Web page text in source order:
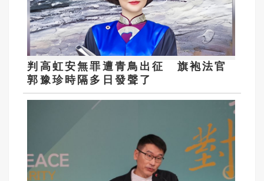
判高虹安無罪遭青鳥出征 旗袍法官
郭豫珍時隔多日發聲了